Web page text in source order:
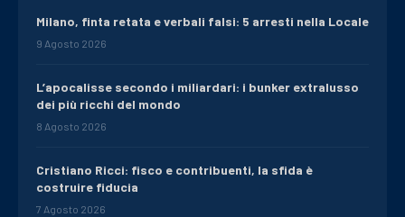
Milano, finta retata e verbali falsi: 5 arresti nella Locale
9 Agosto 2026
L’apocalisse secondo i miliardari: i bunker extralusso
dei più ricchi del mondo
8 Agosto 2026
Cristiano Ricci: fisco e contribuenti, la sfida è
costruire fiducia
7 Agosto 2026